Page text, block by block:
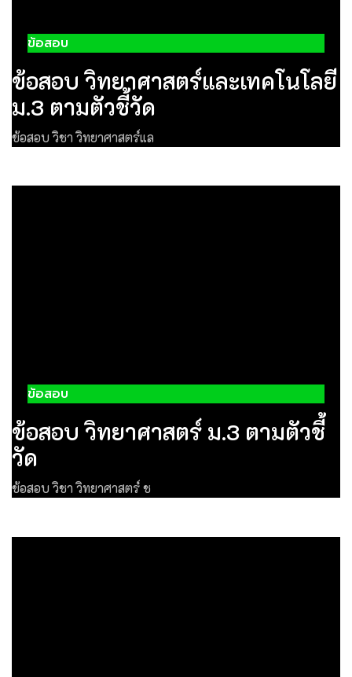
ข้อสอบ
ข้อสอบ วิทยาศาสตร์และเทคโนโลยี
ม.3 ตามตัวชี้วัด
ข้อสอบ วิชา วิทยาศาสตร์แล
ข้อสอบ
ข้อสอบ วิทยาศาสตร์ ม.3 ตามตัวชี้
วัด
ข้อสอบ วิชา วิทยาศาสตร์ ช